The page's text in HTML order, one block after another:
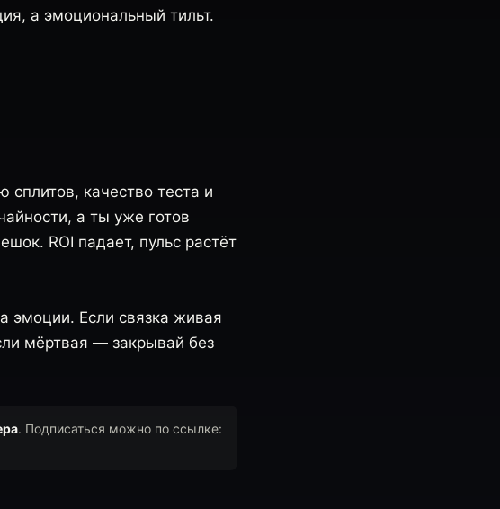
а эмоциональный тильт.
качество теста и
а ты уже готов
ROI падает, пульс растёт
эмоции. Если связка живая
мёртвая — закрывай без
. Подписаться можно по ссылке: